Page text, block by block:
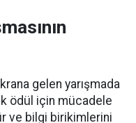
gelen yarışmada
ödül için mücadele
ve bilgi birikimlerini